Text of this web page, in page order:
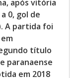
após vitória
0, gol de
A partida foi
título
paranaense
em 2018